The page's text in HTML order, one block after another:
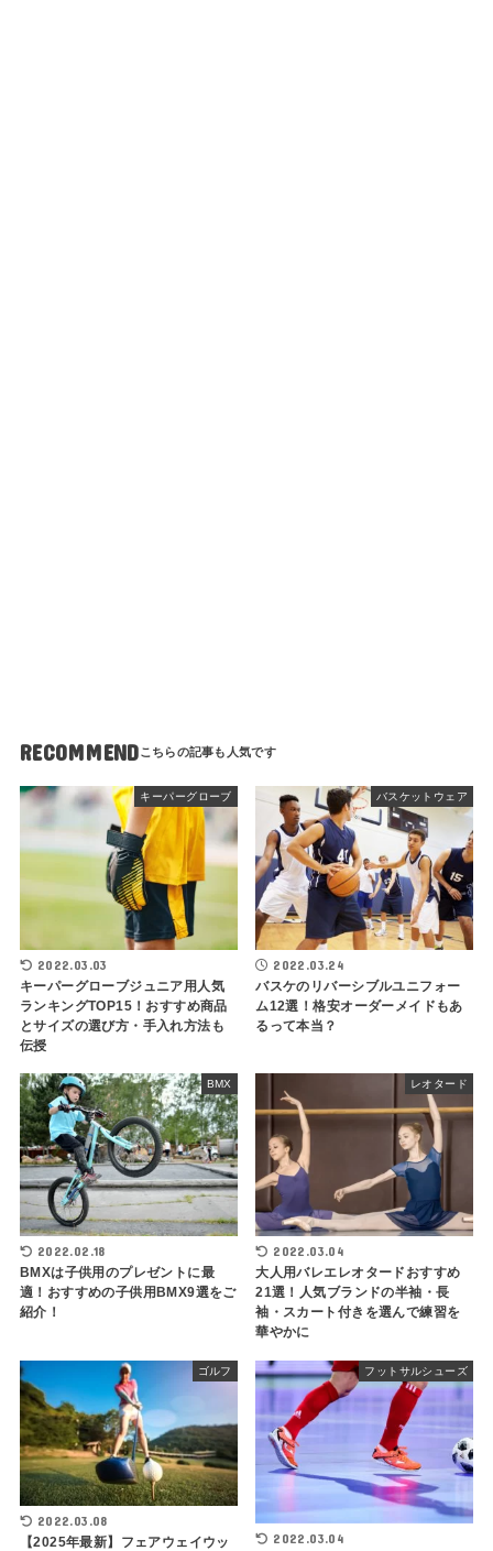
RECOMMEND
キーパーグローブ
2022.03.03
キーパーグローブジュニア用人気
ランキングTOP15！おすすめ商品
とサイズの選び方・手入れ方法も
伝授
バスケットウェア
2022.03.24
バスケのリバーシブルユニフォー
ム12選！格安オーダーメイドもあ
るって本当？
BMX
2022.02.18
BMXは子供用のプレゼントに最
適！おすすめの子供用BMX9選をご
紹介！
レオタード
2022.03.04
大人用バレエレオタードおすすめ
21選！人気ブランドの半袖・長
袖・スカート付きを選んで練習を
華やかに
ゴルフ
2022.03.08
【2025年最新】フェアウェイウッ
フットサルシューズ
2022.03.04